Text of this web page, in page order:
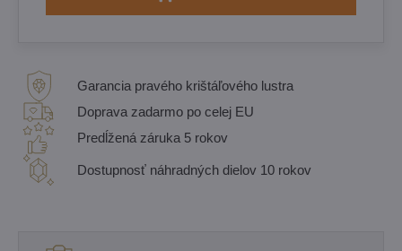
Garancia pravého krištáľového lustra
Doprava zadarmo po celej EU
Predĺžená záruka 5 rokov
Dostupnosť náhradných dielov 10 rokov